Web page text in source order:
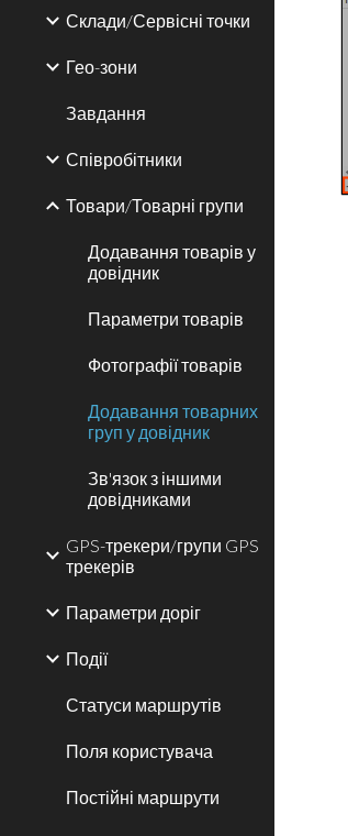
Склади/Сервісні точки
Гео-зони
Завдання
Співробітники
Товари/Товарні групи
Додавання товарів у
довідник
Параметри товарів
Фотографії товарів
Додавання товарних
груп у довідник
Зв'язок з іншими
довідниками
GPS-трекери/групи GPS
трекерів
Параметри доріг
Події
Статуси маршрутів
Поля користувача
Постійні маршрути